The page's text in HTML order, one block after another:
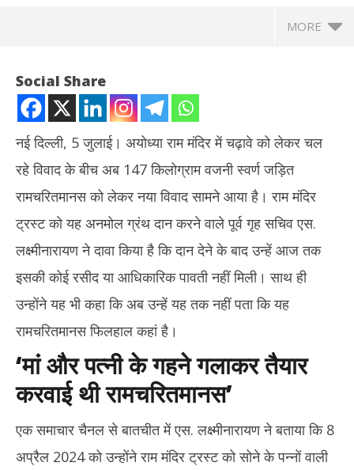
MORE
अयोध्या राम मंदिर में स्वर्ण जड़ित रामचरितमानस पर विवाद, पूर्व गृह सचिव बोले- दान
की रसीद तक नहीं मिली
July
5,
2026
Social Share
नई दिल्ली, 5 जुलाई। अयोध्या राम मंदिर में चढ़ावे को लेकर चल
रहे विवाद के बीच अब 147 किलोग्राम वजनी स्वर्ण जड़ित
रामचरितमानस को लेकर नया विवाद सामने आया है। राम मंदिर
ट्रस्ट को यह अनमोल ग्रंथ दान करने वाले पूर्व गृह सचिव एस.
लक्ष्मीनारायण ने दावा किया है कि दान देने के बाद उन्हें आज तक
इसकी कोई रसीद या आधिकारिक पावती नहीं मिली। साथ ही
उन्होंने यह भी कहा कि अब उन्हें यह तक नहीं पता कि यह
रामचरितमानस फिलहाल कहां है।
‘मां और पत्नी के गहने गलाकर तैयार
करवाई थी रामचरितमानस’
एक समाचार चैनल से बातचीत में एस. लक्ष्मीनारायण ने बताया कि 8
अप्रैल 2024 को उन्होंने राम मंदिर ट्रस्ट को सोने के पन्नों वाली